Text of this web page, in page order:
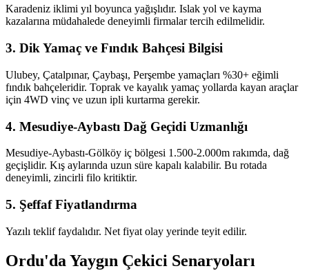
Karadeniz iklimi yıl boyunca yağışlıdır. Islak yol ve kayma
kazalarına müdahalede deneyimli firmalar tercih edilmelidir.
3. Dik Yamaç ve Fındık Bahçesi Bilgisi
Ulubey, Çatalpınar, Çaybaşı, Perşembe yamaçları %30+ eğimli
fındık bahçeleridir. Toprak ve kayalık yamaç yollarda kayan araçlar
için 4WD vinç ve uzun ipli kurtarma gerekir.
4. Mesudiye-Aybastı Dağ Geçidi Uzmanlığı
Mesudiye-Aybastı-Gölköy iç bölgesi 1.500-2.000m rakımda, dağ
geçişlidir. Kış aylarında uzun süre kapalı kalabilir. Bu rotada
deneyimli, zincirli filo kritiktir.
5. Şeffaf Fiyatlandırma
Yazılı teklif faydalıdır. Net fiyat olay yerinde teyit edilir.
Ordu'da Yaygın Çekici Senaryoları